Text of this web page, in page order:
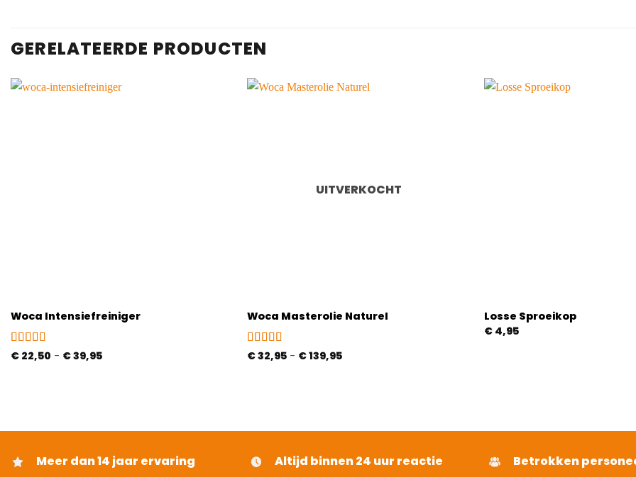
GERELATEERDE PRODUCTEN
Woca Intensiefreiniger
Gewaardeerd
€22,50 - €39,95Prijsklasse:
UITVERKOCHT
Woca Masterolie Naturel
Gewaardeerd
€32,95 - €139,95Prijsklasse:
Losse Sproeikop
€4,95
Meer dan 14 jaar ervaring Altijd binnen 24 uur reactie Betrokken